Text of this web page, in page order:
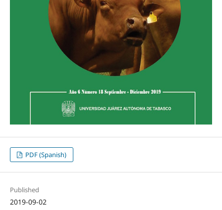
PDF (Spanish)
Published
2019-09-02